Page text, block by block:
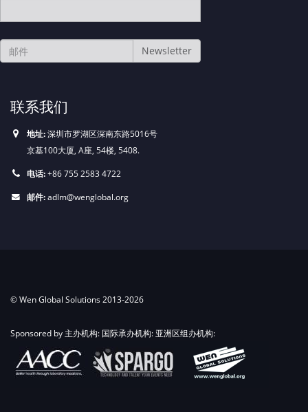
联系我们
地址:深圳市罗湖区深南东路5016号
京基100大厦, A座, 54楼, 5408.
电话:+86 755 2583 4722
邮件:adlm@wenglobal.org
© Wen Global Solutions 2013-2026
Sponsored by 主办机构: 国际承办机构: 亚洲区组办机构: